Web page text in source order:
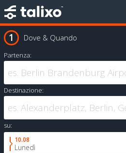
Dove & Quando
Partenza:
Destinazione:
su:
10.08
Lunedì